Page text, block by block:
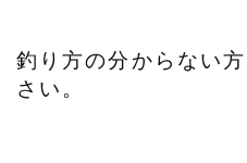
釣り方の分からない
さい。